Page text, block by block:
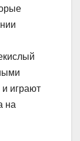
играют
на